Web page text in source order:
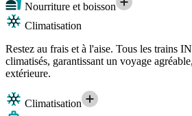
Nourriture et boisson
Climatisation
Restez au frais et à l'aise. Tous les trains
climatisés, garantissant un voyage
extérieure.
Climatisation